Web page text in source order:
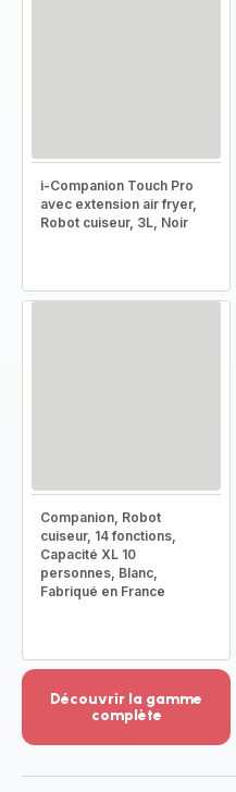
i-Companion Touch Pro
avec extension air fryer,
Robot cuiseur, 3L, Noir
Companion, Robot
cuiseur, 14 fonctions,
Capacité XL 10
personnes, Blanc,
Fabriqué en France
Découvrir la gamme
complète
-